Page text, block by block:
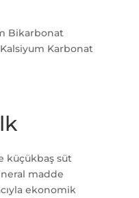
Bikarbonat
Kalsiyum Karbonat
küçükbaş süt
madde
ekonomik